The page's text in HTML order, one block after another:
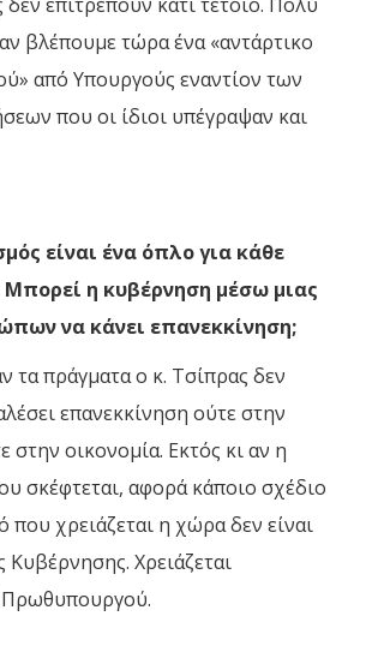
βλέπουμε τώρα ένα «αντάρτικο
από Υπουργούς εναντίον των
που οι ίδιοι υπέγραψαν και
είναι ένα όπλο για κάθε
η κυβέρνηση μέσω μιας
να κάνει επανεκκίνηση;
τα πράγματα ο κ. Τσίπρας δεν
επανεκκίνηση ούτε στην
στην οικονομία. Εκτός κι αν η
σκέφτεται, αφορά κάποιο σχέδιο
χρειάζεται η χώρα δεν είναι
Χρειάζεται